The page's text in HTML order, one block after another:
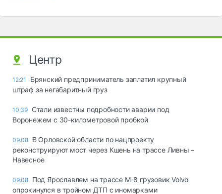
Центр
12:21
Брянский предприниматель заплатил крупный
штраф за негабаритный груз
10:39 Стали известны подробности аварии под
Воронежем с 30-километровой пробкой
09.08 В Орловской области по нацпроекту
реконструируют мост через Кшень на трассе Ливны –
Навесное
09.08 Под Ярославлем на трассе М-8 грузовик Volvo
опрокинулся в тройном ДТП с иномарками